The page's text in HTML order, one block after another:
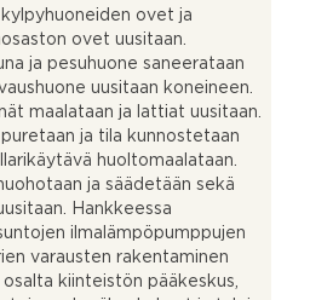
ovet ja
ovet uusitaan.
ja pesuhuone saneerataan
uusitaan koneineen.
maalataan ja lattiat uusitaan.
ja tila kunnostetaan
huoltomaalataan.
ja säädetään sekä
Hankkeessa
ilmalämpöpumppujen
varausten rakentaminen
kiinteistön pääkeskus,